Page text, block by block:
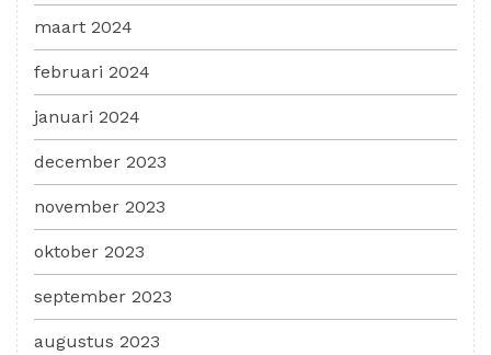
maart 2024
februari 2024
januari 2024
december 2023
november 2023
oktober 2023
september 2023
augustus 2023